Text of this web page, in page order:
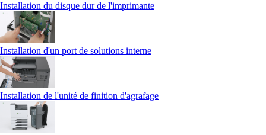
Installation du disque dur de l'imprimante
Installation d'un port de solutions interne
Installation de l'unité de finition d'agrafage